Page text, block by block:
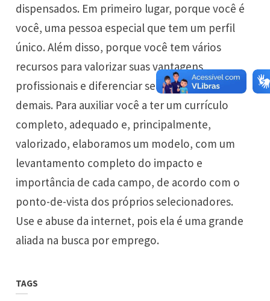
dispensados. Em primeiro lugar, porque você é
você, uma pessoa especial que tem um perfil
único. Além disso, porque você tem vários
recursos para valorizar suas vantagens
profissionais e diferenciar seu currículo dos
demais. Para auxiliar você a ter um currículo
completo, adequado e, principalmente,
valorizado, elaboramos um modelo, com um
levantamento completo do impacto e
importância de cada campo, de acordo com o
ponto-de-vista dos próprios selecionadores.
Use e abuse da internet, pois ela é uma grande
aliada na busca por emprego.
TAGS